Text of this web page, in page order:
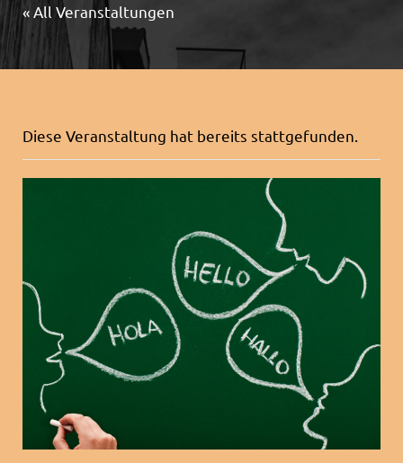
« All Veranstaltungen
Diese Veranstaltung hat bereits stattgefunden.